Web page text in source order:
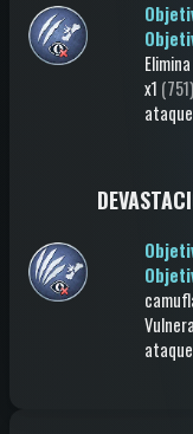
x1 (751)